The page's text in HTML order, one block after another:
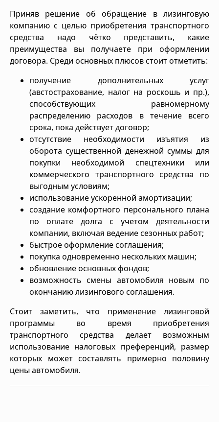
Приняв решение об обращение в лизинговую
компанию с целью приобретения транспортного
средства надо чётко представить, какие
преимущества вы получаете при оформлении
договора. Среди основных плюсов стоит отметить:
получение дополнительных услуг
(австострахование, налог на роскошь и пр.),
способствующих равномерному
распределению расходов в течение всего
срока, пока действует договор;
отсутствие необходимости изъятия из
оборота существенной денежной суммы для
покупки необходимой спецтехники или
коммерческого транспортного средства по
выгодным условиям;
использование ускоренной амортизации;
создание комфортного персонального плана
по оплате долга с учетом деятельности
компании, включая ведение сезонных работ;
быстрое оформление соглашения;
покупка одновременно нескольких машин;
обновление основных фондов;
возможность смены автомобиля новым по
окончанию лизингового соглашения.
Стоит заметить, что применение лизинговой
программы во время приобретения
транспортного средства делает возможным
использование налоговых преференций, размер
которых может составлять примерно половину
цены автомобиля.